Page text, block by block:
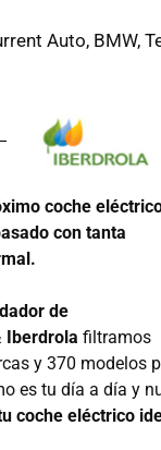
Auto, BMW,
coche
con tanta
de
Iberdrola filtramos
y 370 modelos
es tu día a día y
coche eléctrico